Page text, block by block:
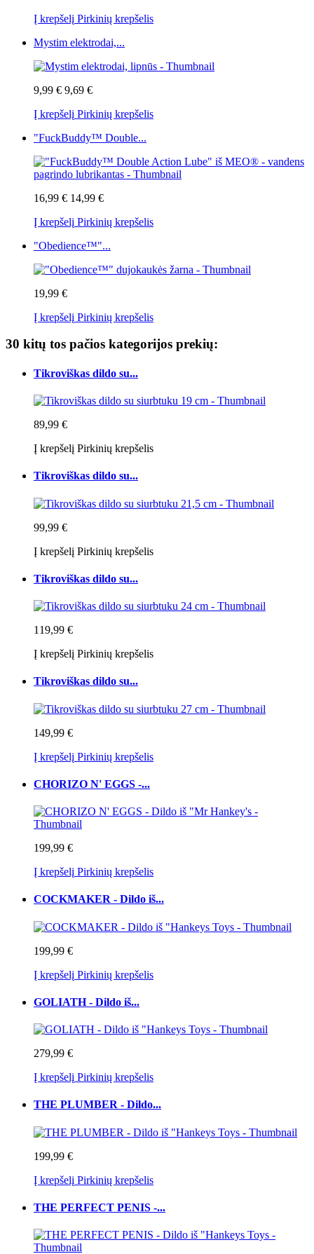
Į krepšelį Pirkinių krepšelis
Mystim elektrodai,...
9,99 € 9,69 €
Į krepšelį Pirkinių krepšelis
"FuckBuddy™ Double...
16,99 € 14,99 €
Į krepšelį Pirkinių krepšelis
"Obedience™"...
19,99 €
Į krepšelį Pirkinių krepšelis
30 kitų tos pačios kategorijos prekių:
Tikroviškas dildo su...
89,99 €
Į krepšelį Pirkinių krepšelis
Tikroviškas dildo su...
99,99 €
Į krepšelį Pirkinių krepšelis
Tikroviškas dildo su...
119,99 €
Į krepšelį Pirkinių krepšelis
Tikroviškas dildo su...
149,99 €
Į krepšelį Pirkinių krepšelis
CHORIZO N' EGGS -...
199,99 €
Į krepšelį Pirkinių krepšelis
COCKMAKER - Dildo iš...
199,99 €
Į krepšelį Pirkinių krepšelis
GOLIATH - Dildo iš...
279,99 €
Į krepšelį Pirkinių krepšelis
THE PLUMBER - Dildo...
199,99 €
Į krepšelį Pirkinių krepšelis
THE PERFECT PENIS -...